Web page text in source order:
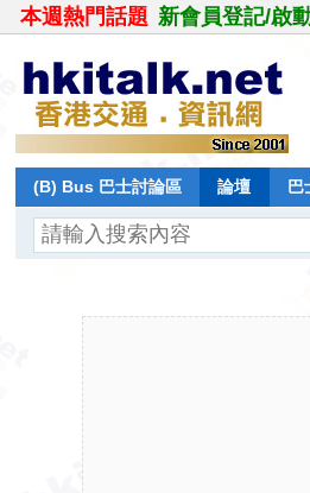
本週熱門話題 新會員登記/啟
(B) Bus 巴士討論區 論壇 巴